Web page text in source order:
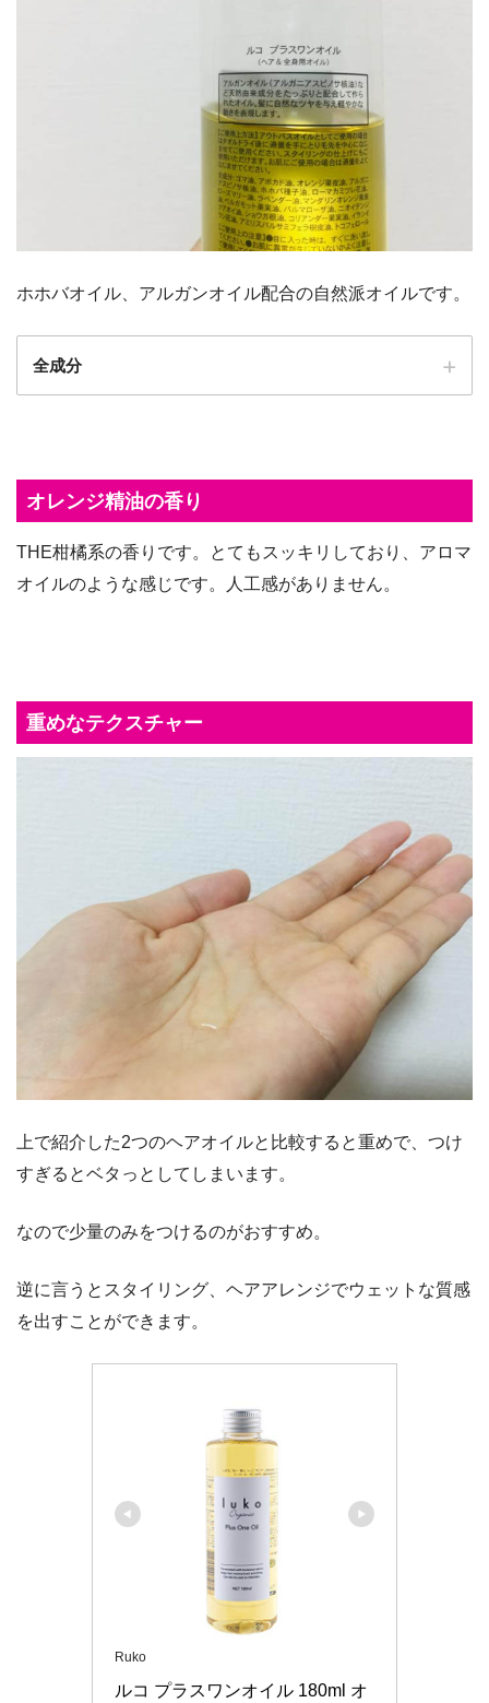
ホホバオイル、アルガンオイル配合の自然派オイルです。
全成分
オレンジ精油の香り
THE柑橘系の香りです。とてもスッキリしており、アロマ
オイルのような感じです。人工感がありません。
重めなテクスチャー
上で紹介した2つのヘアオイルと比較すると重めで、つけ
すぎるとベタっとしてしまいます。
なので少量のみをつけるのがおすすめ。
逆に言うとスタイリング、ヘアアレンジでウェットな質感
を出すことができます。
Ruko
ルコ プラスワンオイル 180ml オ